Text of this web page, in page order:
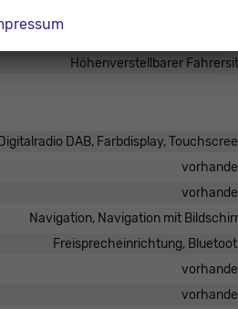
Höhenverstellbarer
DAB, Farbdisplay,
Navigation, Navigation mit
Freisprecheinrichtung,